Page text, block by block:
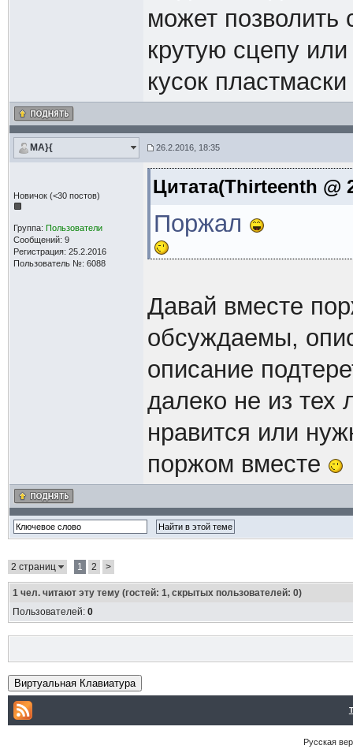
может позволить
крутую сцепу
кусок
MA}{ 26.2.2016, 18:35
Новичок (<30 постов)
Группа: Пользователи
Сообщений: 9
Регистрация: 25.2.2016
Пользователь №: 6088
Цитата(Thirteenth @
Поржал
Давай вместе
обсуждаемы,
описание
далеко не из тех
нравится или
поржом вместе
2 страниц 1 2 >
1чел. читают эту тему (гостей: 1, скрытых пользователей: 0)
Пользователей: 0
Виртуальная Клавиатура
Русская